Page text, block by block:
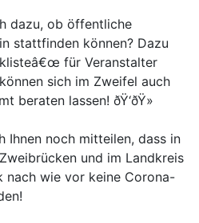
dazu, ob öffentliche
stattfinden können? Dazu
für Veranstalter
sich im Zweifel auch
lassen! ðŸ‘ðŸ»
Ihnen noch mitteilen, dass in
und im Landkreis
nach wie vor keine Corona-